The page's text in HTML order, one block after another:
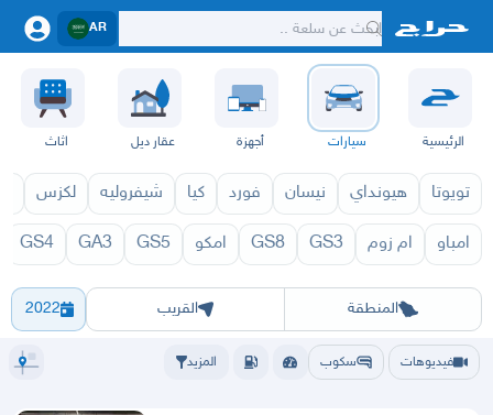
AR
الرئيسية سيارات أجهزة عقار ديل اثاث
تويوتا هيونداي نيسان فورد كيا شيفروليه لكزس
امباو ام زوم GS3
GS8 امكو GS5
GA3
GS4
المنطقة
الرياض الشرقيهجده الطايف حائلأبها عسيرالباحة
القريب 2022
GN6 1970
فيديوهات سكوب المزيد